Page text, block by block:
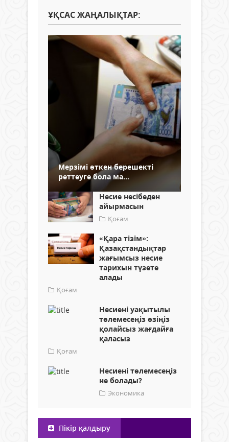
ҰҚСАС ЖАҢАЛЫҚТАР:
Мерзімі өткен берешекті
реттеуге бола ма...
Несие несібеден
айырмасын
Қоғам
«Қара тізім»:
Қазақстандықтар
жағымсыз несие
тарихын түзете
алады
Қоғам
Несиені уақытылы
төлемесеңіз өзіңіз
қолайсыз жағдайға
қаласыз
Қоғам
Несиені төлемесеңіз
не болады?
Экономика
Пікір қалдыру